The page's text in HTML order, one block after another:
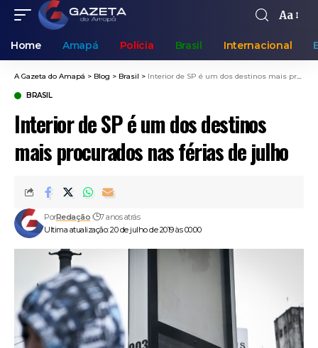
Aa
Home Amapá Polícia Brasil Internacional
A Gazeta do Amapá > Blog > Brasil > Interior de SP é um dos destinos mais procurados nas férias de julho
BRASIL
Interior de SP é um dos destinos
mais procurados nas férias de julho
Ultima atualização: 20 de julho de 2019 às 00:00
PorRedação 7 anos atrás